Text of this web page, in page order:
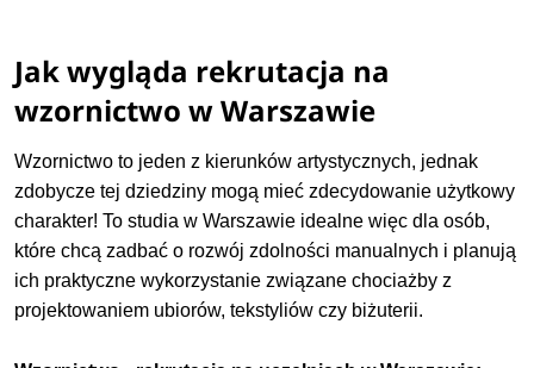
Jak wygląda rekrutacja na
wzornictwo w Warszawie
Wzornictwo to jeden z kierunków artystycznych, jednak
zdobycze tej dziedziny mogą mieć zdecydowanie użytkowy
charakter! To studia w Warszawie idealne więc dla osób,
które chcą zadbać o rozwój zdolności manualnych i planują
ich praktyczne wykorzystanie związane chociażby z
projektowaniem ubiorów, tekstyliów czy biżuterii.